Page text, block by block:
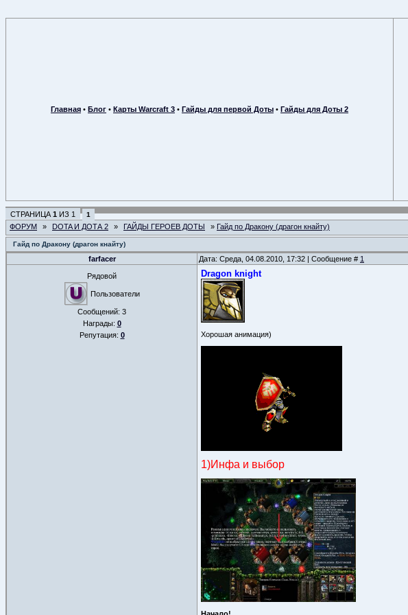
Главная • Блог • Карты Warcraft 3 • Гайды для первой Доты • Гайды для Доты 2
СТРАНИЦА 1 ИЗ 1 1
ФОРУМ » DOTA И ДОТА 2 » ГАЙДЫ ГЕРОЕВ ДОТЫ » Гайд по Дракону (драгон кнайту)
Гайд по Дракону (драгон кнайту)
farfacer Дата: Среда, 04.08.2010, 17:32 | Сообщение # 1
Рядовой
Пользователи
Сообщений: 3
Награды: 0
Репутация: 0
Dragon knight
Хорошая анимация)
1)Инфа и выбор